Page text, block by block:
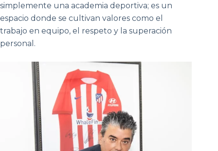
simplemente una academia deportiva; es un
espacio donde se cultivan valores como el
trabajo en equipo, el respeto y la superación
personal.